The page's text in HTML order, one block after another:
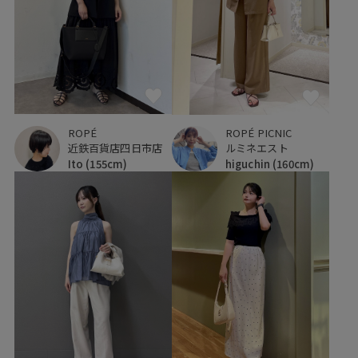
ROPÉ
近鉄百貨店四日市店
Ito (155cm)
ROPÉ PICNIC
ルミネエスト
higuchin (160cm)